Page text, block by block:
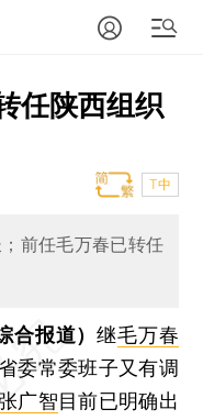
任陕西组织
T中
前任毛万春已转任
合报道）继毛万春
委常委班子又有调
广智目前已明确出